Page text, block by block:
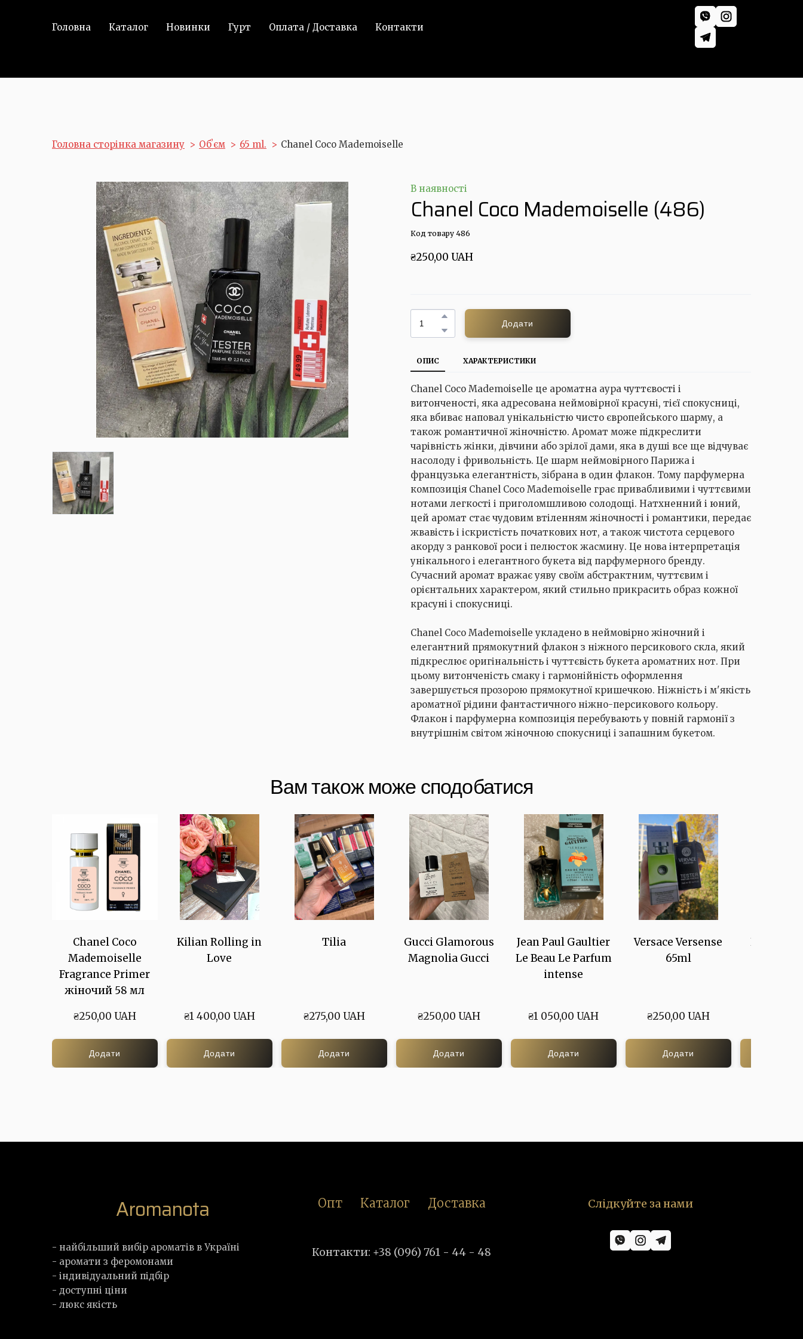
Головна Каталог Новинки Гурт Оплата / Доставка Контакти
Головна сторінка магазину Обʼєм 65 ml. Chanel Coco Mademoiselle
В наявності
Chanel Coco Mademoiselle (486)
Код товару 486
₴250,00 UAH
Додати
ОПИС ХАРАКТЕРИСТИКИ
Chanel Coco Mademoiselle це ароматна аура чуттєвості і
витонченості, яка адресована неймовірної красуні, тієї спокусниці,
яка вбиває наповал унікальністю чисто європейського шарму, а
також романтичної жіночністю. Аромат може підкреслити
чарівність жінки, дівчини або зрілої дами, яка в душі все ще відчуває
насолоду і фривольність. Це шарм неймовірного Парижа і
французька елегантність, зібрана в один флакон. Тому парфумерна
композиція Chanel Coco Mademoiselle грає привабливими і чуттєвими
нотами легкості і приголомшливою солодощі. Натхненний і юний,
цей аромат стає чудовим втіленням жіночності і романтики, передає
жвавість і іскристість початкових нот, а також чистота серцевого
акорду з ранкової роси і пелюсток жасмину. Це нова інтерпретація
унікального і елегантного букета від парфумерного бренду.
Сучасний аромат вражає уяву своїм абстрактним, чуттєвим і
орієнтальних характером, який стильно прикрасить образ кожної
красуні і спокусниці.
Chanel Coco Mademoiselle укладено в неймовірно жіночний і
елегантний прямокутний флакон з ніжного персикового скла, який
підкреслює оригінальність і чуттєвість букета ароматних нот. При
цьому витонченість смаку і гармонійність оформлення
завершується прозорою прямокутної кришечкою. Ніжність і м'якість
ароматної рідини фантастичного ніжно-персикового кольору.
Флакон і парфумерна композиція перебувають у повній гармонії з
внутрішнім світом жіночною спокусниці і запашним букетом.
Вам також може сподобатися
Chanel Coco
Mademoiselle
Fragrance Primer
жіночий 58 мл
₴250,00 UAH
Додати
Kilian Rolling in
Love
₴1 400,00 UAH
Додати
Tilia
₴275,00 UAH
Додати
Gucci Glamorous
Magnolia Gucci
₴250,00 UAH
Додати
Jean Paul Gaultier
Le Beau Le Parfum
intense
₴1 050,00 UAH
Додати
Versace Versense
65ml
₴250,00 UAH
Додати
Hugo
Aromanota
- найбільший вибір ароматів в Україні
- аромати з феромонами
- індивідуальний підбір
- доступні ціни
- люкс якість
Опт Каталог Доставка
Контакти: +38 (096) 761 - 44 - 48
Слідкуйте за нами